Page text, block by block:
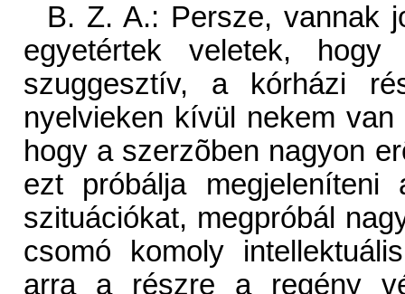
B. Z. A.: Persze, vannak
egyetértek veletek,
szuggesztív, a kórházi
nyelvieken kívül nekem
hogy a szerzõben nagyon
ezt próbálja megjeleníteni
szituációkat, megpróbál
csomó komoly
arra a részre a regény